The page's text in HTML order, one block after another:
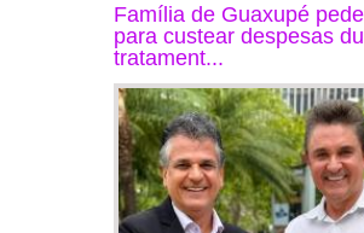
Família de Guaxupé
para custear despesas
tratament...